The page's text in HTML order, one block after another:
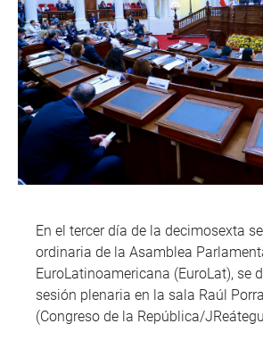
En el tercer día de la decimosexta
ordinaria de la Asamblea
EuroLatinoamericana (EuroLat), se
sesión plenaria en la sala Raúl
(Congreso de la República/